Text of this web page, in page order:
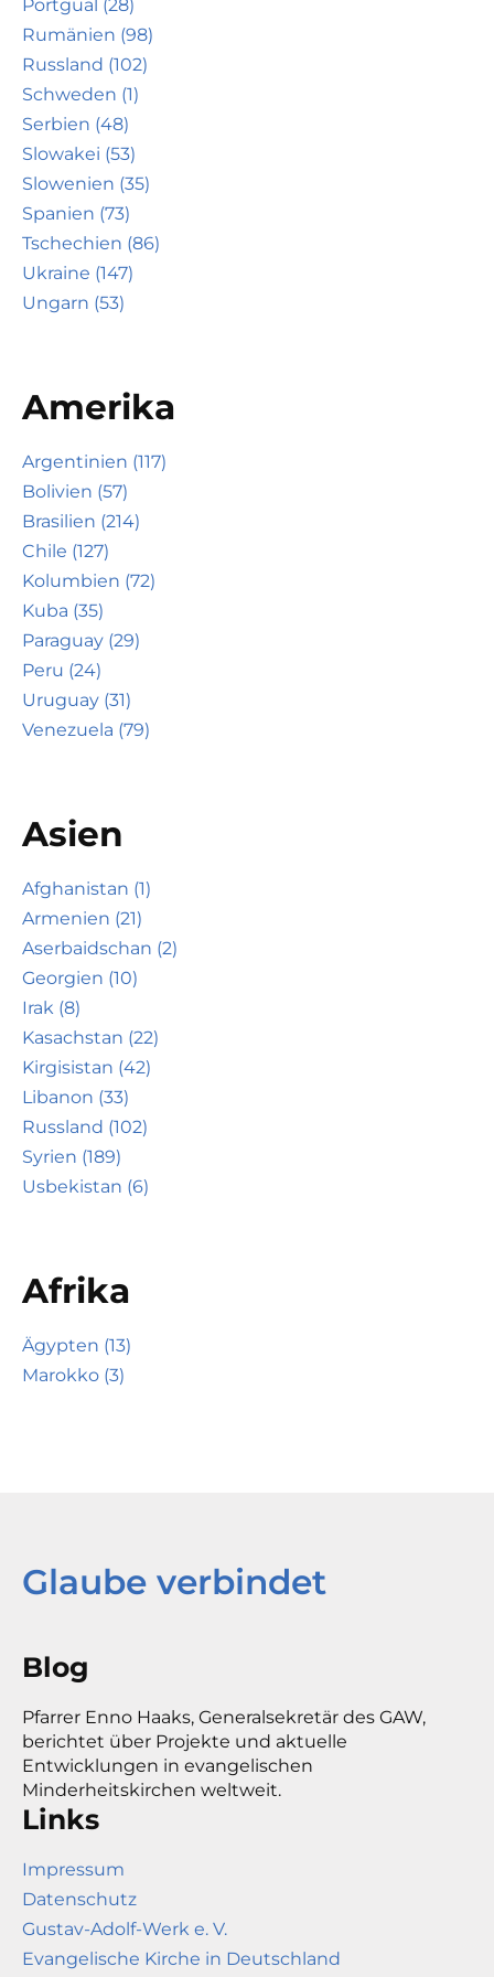
Portgual (28)
Rumänien (98)
Russland (102)
Schweden (1)
Serbien (48)
Slowakei (53)
Slowenien (35)
Spanien (73)
Tschechien (86)
Ukraine (147)
Ungarn (53)
Amerika
Argentinien (117)
Bolivien (57)
Brasilien (214)
Chile (127)
Kolumbien (72)
Kuba (35)
Paraguay (29)
Peru (24)
Uruguay (31)
Venezuela (79)
Asien
Afghanistan (1)
Armenien (21)
Aserbaidschan (2)
Georgien (10)
Irak (8)
Kasachstan (22)
Kirgisistan (42)
Libanon (33)
Russland (102)
Syrien (189)
Usbekistan (6)
Afrika
Ägypten (13)
Marokko (3)
Glaube verbindet
Blog
Pfarrer Enno Haaks, Generalsekretär des GAW,
berichtet über Projekte und aktuelle
Entwicklungen in evangelischen
Minderheitskirchen weltweit.
Links
Impressum
Datenschutz
Gustav-Adolf-Werk e. V.
Evangelische Kirche in Deutschland